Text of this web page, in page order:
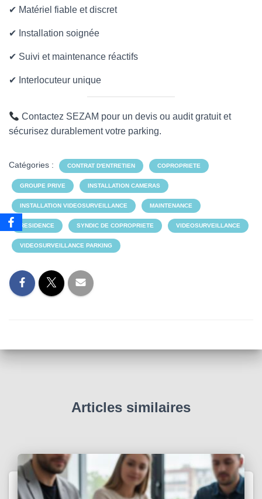
✔ Matériel fiable et discret
✔ Installation soignée
✔ Suivi et maintenance réactifs
✔ Interlocuteur unique
Contactez SEZAM pour un devis ou audit gratuit et
sécurisez durablement votre parking.
Catégories : CONTRAT D'ENTRETIEN COPROPRIETE
GROUPE PRIVE INSTALLATION CAMERAS
INSTALLATION VIDEOSURVEILLANCE MAINTENANCE
RESIDENCE SYNDIC DE COPROPRIETE VIDEOSURVEILLANCE
VIDEOSURVEILLANCE PARKING
Articles similaires